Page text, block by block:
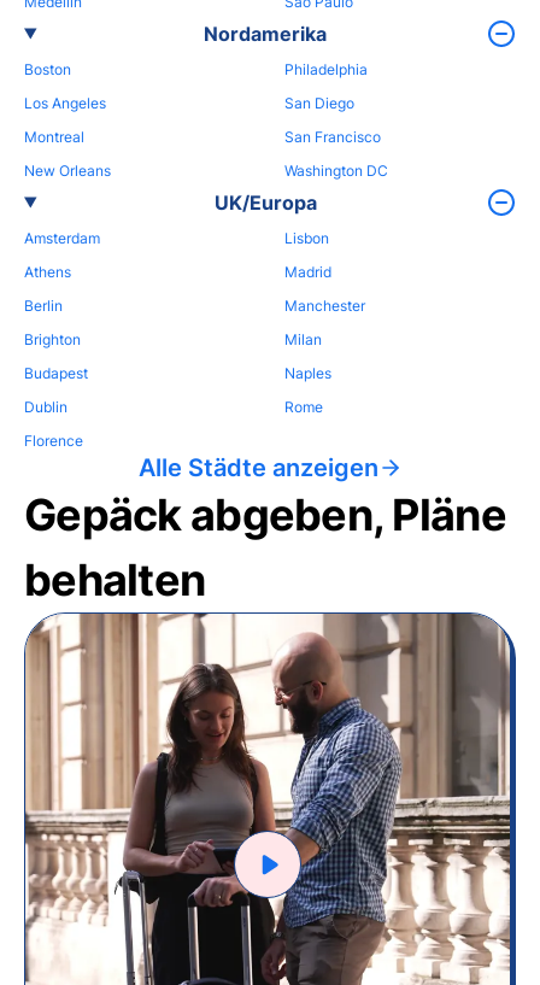
Nordamerika
Boston
Los Angeles
Montreal
New Orleans
Philadelphia
San Diego
San Francisco
Washington DC
UK/Europa
Amsterdam
Athens
Berlin
Brighton
Budapest
Dublin
Florence
Lisbon
Madrid
Manchester
Milan
Naples
Rome
Alle Städte anzeigen
Gepäck abgeben, Pläne
behalten